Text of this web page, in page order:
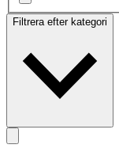
Filtrera efter kategori